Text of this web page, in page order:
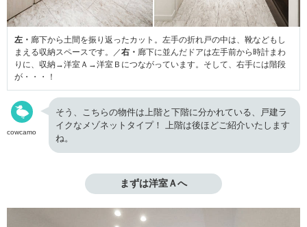
左・ 廊下から土間を振り返ったカット。左手の折れ戸の中は、靴などもし
まえる収納スペースです。／右・ 廊下に並んだドアは左手前から時計まわ
りに、収納→洋室Ａ→洋室Ｂにつながっています。そして、右手には階段
が・・・！
cowcamo
そう、こちらの物件は上階と下階に分かれている、戸建ラ
イクなメゾネットタイプ！ 上階は後ほどご紹介いたします
ね。
まずは洋室Ａへ